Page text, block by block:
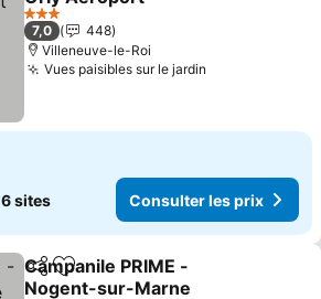
3 Étoiles
7,0
448
Villeneuve-le-Roi
Vues paisibles sur le jardin
6 sites Consulter les prix
PartagerAjouter à mes favoris
Campanile PRIME -
Nogent-sur-Marne